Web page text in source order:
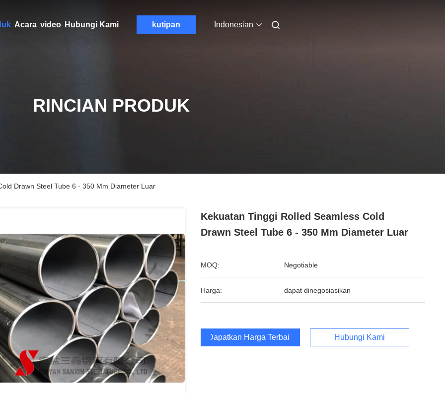
Acara video Hubungi Kami kutipan Indonesian
RINCIAN PRODUK
Drawn Steel Tube 6 - 350 Mm Diameter Luar
Kekuatan Tinggi Rolled Seamless Cold
Drawn Steel Tube 6 - 350 Mm Diameter Luar
MOQ: Negotiable
Harga: dapat dinegosiasikan
Dapatkan Harga Terbaik Hubungi Kami